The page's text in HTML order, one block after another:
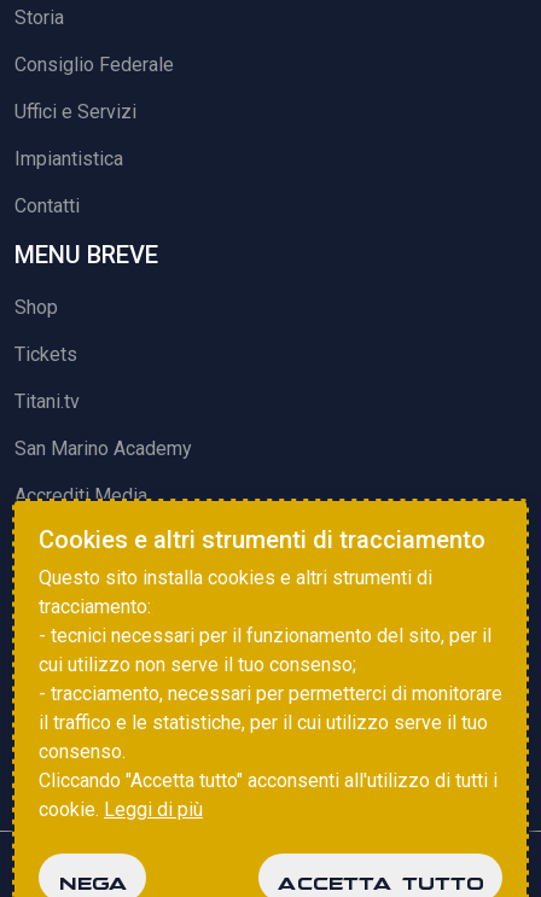
Storia
Consiglio Federale
Uffici e Servizi
Impiantistica
Contatti
MENU BREVE
Shop
Tickets
Titani.tv
San Marino Academy
Accrediti Media
ATTIVITÀ ED EVENTI
Squadre di Calcio
Associazione Sammarinese Arbitri
Vota gol e parata
Copyright © 2025 FSGC. Tutti i diritti riservati
Cookies e altri strumenti di tracciamento
Questo sito installa cookies e altri strumenti di
tracciamento:
- tecnici necessari per il funzionamento del sito, per il
cui utilizzo non serve il tuo consenso;
- tracciamento, necessari per permetterci di monitorare
il traffico e le statistiche, per il cui utilizzo serve il tuo
consenso.
Cliccando "Accetta tutto" acconsenti all'utilizzo di tutti i
cookie. Leggi di più
NEGA ACCETTA TUTTO